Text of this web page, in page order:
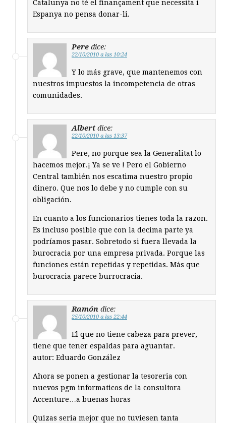
Catalunya no té el finançament que necessita i
Espanya no pensa donar-li.
Pere dice:
22/10/2010 a las 10:24
Y lo más grave, que mantenemos con
nuestros impuestos la incompetencia de otras
comunidades.
Albert dice:
22/10/2010 a las 13:37
Pere, no porque sea la Generalitat lo
hacemos mejor.¡ Ya se ve ! Pero el Gobierno
Central también nos escatima nuestro propio
dinero. Que nos lo debe y no cumple con su
obligación.
En cuanto a los funcionarios tienes toda la razon.
Es incluso posible que con la decima parte ya
podríamos pasar. Sobretodo si fuera llevada la
burocracia por una empresa privada. Porque las
funciones están repetidas y repetidas. Más que
burocracia parece burrocracia.
Ramón dice:
25/10/2010 a las 22:44
El que no tiene cabeza para prever,
tiene que tener espaldas para aguantar.
autor: Eduardo González
Ahora se ponen a gestionar la tesoreria con
nuevos pgm informaticos de la consultora
Accenture…a buenas horas
Quizas seria mejor que no tuviesen tanta